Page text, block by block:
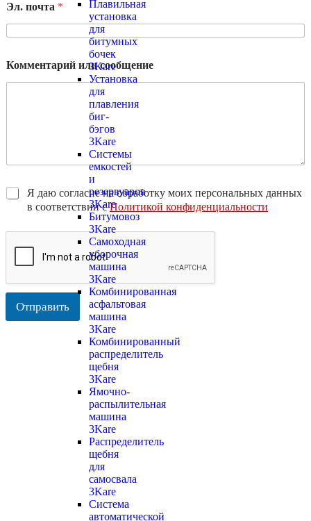
Плавильная
установка
для
битумных
бочек
3Kare
Установка
для
плавления
биг-
бэгов
3Kare
Системы
емкостей
и
резервуаров
3Kare
Битумовоз
3Kare
Самоходная
уборочная
машина
3Kare
Комбинированная
асфальтовая
машина
3Kare
Комбинированный
распределитель
щебня
3Kare
Ямочно-
распылительная
машина
3Kare
Распределитель
щебня
для
самосвала
3Kare
Система
автоматической
Эл. почта *
Комментарий или сообщение
Я даю согласие на обработку моих персональных данных
в соответствии сПолитикой конфиденциальности
Отправить